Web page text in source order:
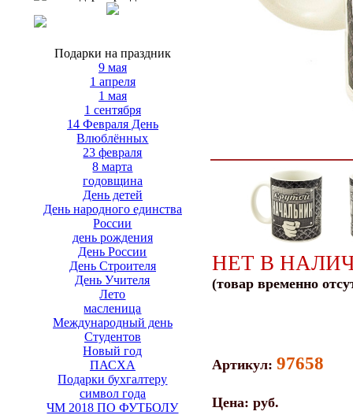
Подарки на праздник
9 мая
1 апреля
1 мая
1 сентября
14 Февраля День
Влюблённых
23 февраля
8 марта
годовщина
День детей
День народного единства
России
день рождения
День России
День Строителя
День Учителя
Лето
масленица
Международный день
Студентов
Новый год
ПАСХА
Подарки бухгалтеру
символ года
ЧМ 2018 ПО ФУТБОЛУ
НЕТ В
(товар временно
Артикул: 97658
Цена: руб.